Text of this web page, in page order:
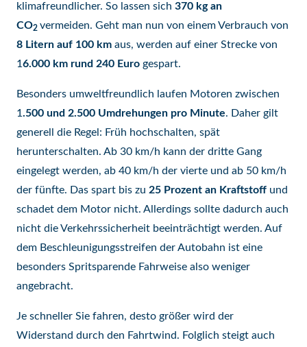
klimafreundlicher. So lassen sich 370 kg an
CO2 vermeiden. Geht man nun von einem Verbrauch von
8 Litern auf 100 km aus, werden auf einer Strecke von
16.000 km rund 240 Euro gespart.
Besonders umweltfreundlich laufen Motoren zwischen
1.500 und 2.500 Umdrehungen pro Minute. Daher gilt
generell die Regel: Früh hochschalten, spät
herunterschalten. Ab 30 km/h kann der dritte Gang
eingelegt werden, ab 40 km/h der vierte und ab 50 km/h
der fünfte. Das spart bis zu 25 Prozent an Kraftstoff und
schadet dem Motor nicht. Allerdings sollte dadurch auch
nicht die Verkehrssicherheit beeinträchtigt werden. Auf
dem Beschleunigungsstreifen der Autobahn ist eine
besonders Spritsparende Fahrweise also weniger
angebracht.
Je schneller Sie fahren, desto größer wird der
Widerstand durch den Fahrtwind. Folglich steigt auch